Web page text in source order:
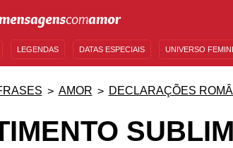
LEGENDAS DATAS ESPECIAIS UNIVERSO
AMOR DECLARAÇÕES